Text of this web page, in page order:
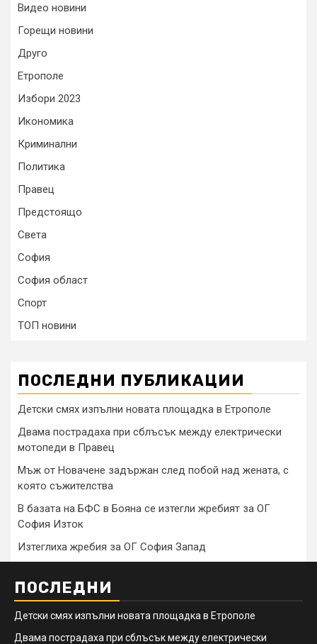
Видео новини
Горещи новини
Друго
Етрополе
Избори 2023
Икономика
Криминални
Политика
Правец
Предстоящо
Света
София
София област
Спорт
ТОП новини
ПОСЛЕДНИ ПУБЛИКАЦИИ
Детски смях изпълни новата площадка в Етрополе
Двама пострадаха при сблъсък между електрически
мотопеди в Правец
Мъж от Новачене задържан след побой над жената, с
която съжителства
В базата на БФС в Бояна се изтегли жребият за ОГ
София Изток
Изтеглиха жребия за ОГ София Запад
ПОСЛЕДНИ
Детски смях изпълни новата площадка в Етрополе
Двама пострадаха при сблъсък между електрически